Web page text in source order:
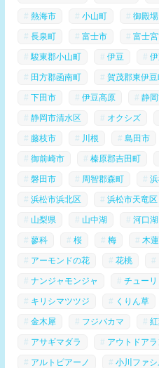
熱海市 小山町 御殿場
長泉町 富士市 富士
駿東郡小山町 伊豆
田方郡函南町 賀茂郡東伊
下田市 伊豆高原 静
静岡市清水区 オクシズ
藤枝市 川根 島田市
御前崎市 榛原郡吉田町
磐田市 周智郡森町
浜松市浜北区 浜松市天竜区
山梨県 山中湖 河口湖
蓼科 桜 梅 木蓮
アーモンドの花 花桃
ナンジャモンジャ チュー
キリシマツツジ くりん草
金木犀 フジバカマ
アサギマダラ アウトドアラ
アルトピアーノ 小川ファ